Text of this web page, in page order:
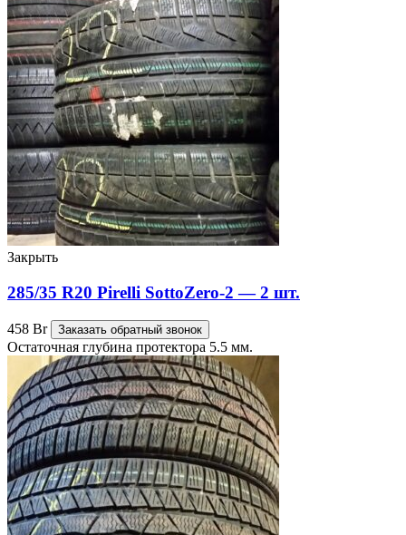
Закрыть
285/35 R20 Pirelli SottoZero-2 — 2 шт.
458 Br Заказать обратный звонок
Остаточная глубина протектора 5.5 мм.